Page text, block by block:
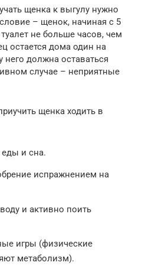
щенка к выгулу нужно
– щенок, начиная с 5
не больше часов, чем
остается дома один на
него должна оставаться
случае – неприятные
щенка ходить в
еды и сна.
испражнением на
и активно поить
игры (физические
метаболизм).